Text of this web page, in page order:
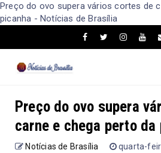
Preço do ovo supera vários cortes de
picanha - Notícias de Brasília
Preço do ovo supera
carne e chega perto da
Notícias de Brasília quarta-